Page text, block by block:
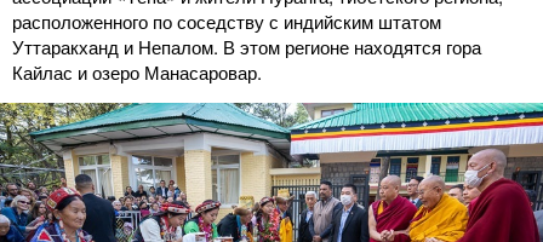
расположенного по соседству с индийским штатом
Уттаракханд и Непалом. В этом регионе находятся гора
Кайлас и озеро Манасаровар.